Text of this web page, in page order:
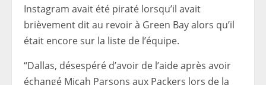
Instagram avait été piraté lorsqu’il avait
brièvement dit au revoir à Green Bay alors qu’il
était encore sur la liste de l’équipe.
“Dallas, désespéré d’avoir de l’aide après avoir
échangé Micah Parsons aux Packers lors de la